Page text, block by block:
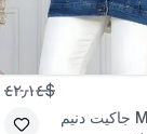
$٤٢٫١٤
جاكيت دنيم